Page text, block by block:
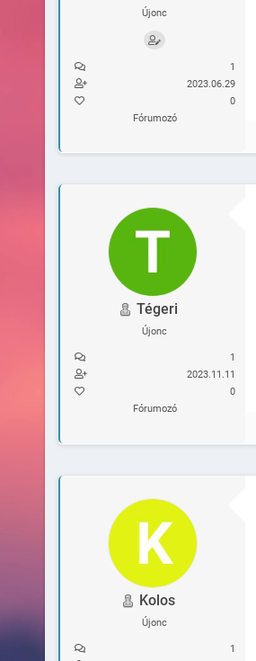
Újonc
1
2023.06.29
0
Fórumozó
Tégeri
Újonc
1
2023.11.11
0
Fórumozó
Kolos
Újonc
1